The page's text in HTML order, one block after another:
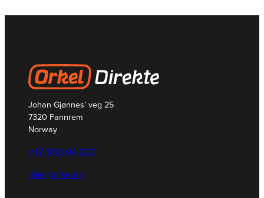
Johan Gjønnes’ veg 25
7320 Fannrem
Norway
+47 953 04 020
deler@orkel.no